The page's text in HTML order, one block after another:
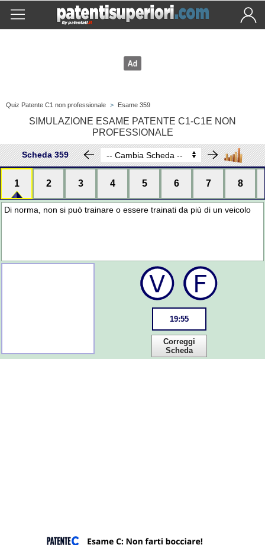
Quiz Patente C1 non professionale > Esame 359
SIMULAZIONE ESAME PATENTE C1-C1E NON
PROFESSIONALE
Scheda 359
1 2 3 4 5 6 7 8
Di norma, non si può trainare o essere trainati da più di un veicolo
19:55
Correggi
Scheda